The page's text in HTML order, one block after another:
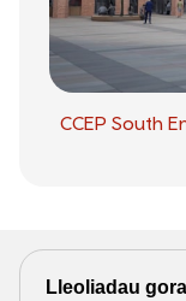
CCEP South
Lleoliadau